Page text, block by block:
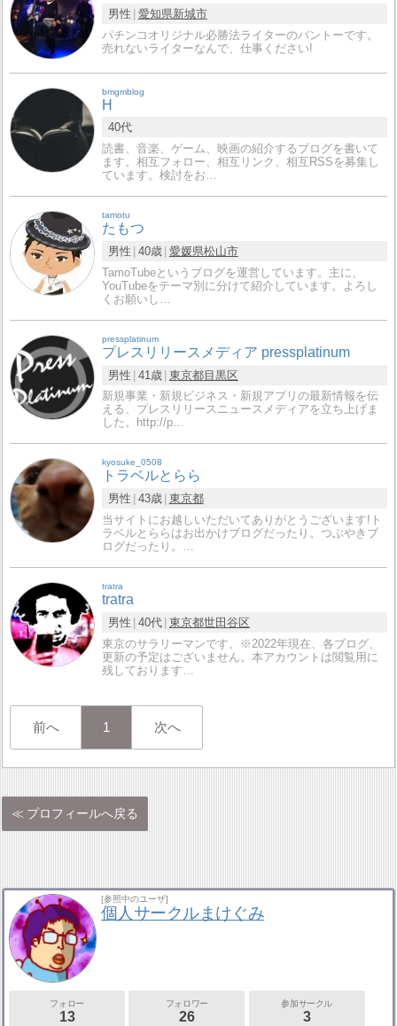
男性 愛知県新城市
パチンコオリジナル必勝法ライターのバントーです。
売れないライターなんで、仕事ください!
bmgmblog
H
40代
読書、音楽、ゲーム、映画の紹介するブログを書いて
ます。相互フォロー、相互リンク、相互RSSを募集し
ています。検討をお…
tamotu
たもつ
男性 40歳 愛媛県松山市
TamoTubeというブログを運営しています。主に、
YouTubeをテーマ別に分けて紹介しています。よろし
くお願いし…
pressplatinum
プレスリリースメディア pressplatinum
男性 41歳 東京都目黒区
新規事業・新規ビジネス・新規アプリの最新情報を伝
える、プレスリリースニュースメディアを立ち上げま
した。http://p…
kyosuke_0508
トラベルとらら
男性 43歳 東京都
当サイトにお越しいただいてありがとうございます!ト
ラベルとららはお出かけブログだったり。つぶやきブ
ログだったり。…
tratra
tratra
男性 40代 東京都世田谷区
東京のサラリーマンです。※2022年現在、各ブログ、
更新の予定はございません。本アカウントは閲覧用に
残しております…
前へ 1 次へ
プロフィールへ戻る
[参照中のユーザ]
個人サークルまけぐみ
フォロー
13
フォロワー
26
参加サークル
3